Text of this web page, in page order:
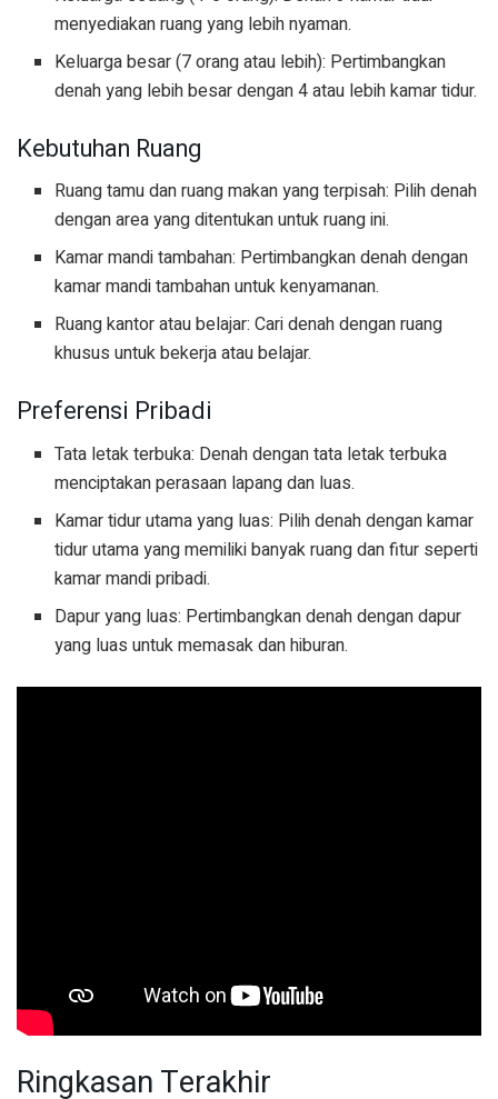
menyediakan ruang yang lebih nyaman.
Keluarga besar (7 orang atau lebih): Pertimbangkan
denah yang lebih besar dengan 4 atau lebih kamar tidur.
Kebutuhan Ruang
Ruang tamu dan ruang makan yang terpisah: Pilih denah
dengan area yang ditentukan untuk ruang ini.
Kamar mandi tambahan: Pertimbangkan denah dengan
kamar mandi tambahan untuk kenyamanan.
Ruang kantor atau belajar: Cari denah dengan ruang
khusus untuk bekerja atau belajar.
Preferensi Pribadi
Tata letak terbuka: Denah dengan tata letak terbuka
menciptakan perasaan lapang dan luas.
Kamar tidur utama yang luas: Pilih denah dengan kamar
tidur utama yang memiliki banyak ruang dan fitur seperti
kamar mandi pribadi.
Dapur yang luas: Pertimbangkan denah dengan dapur
yang luas untuk memasak dan hiburan.
Ringkasan Terakhir